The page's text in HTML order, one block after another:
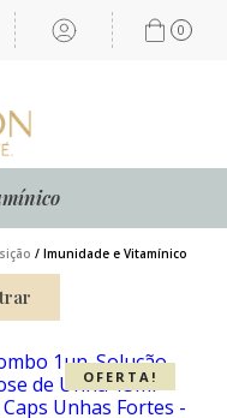
0
/ Imunidade e Vitamínico
OFERTA!